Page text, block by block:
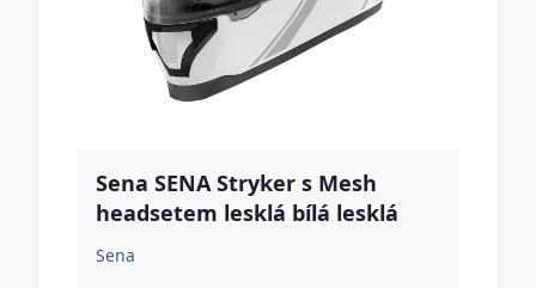
Sena SENA Stryker s Mesh
headsetem lesklá bílá lesklá
biela - M (57-58)
Sena